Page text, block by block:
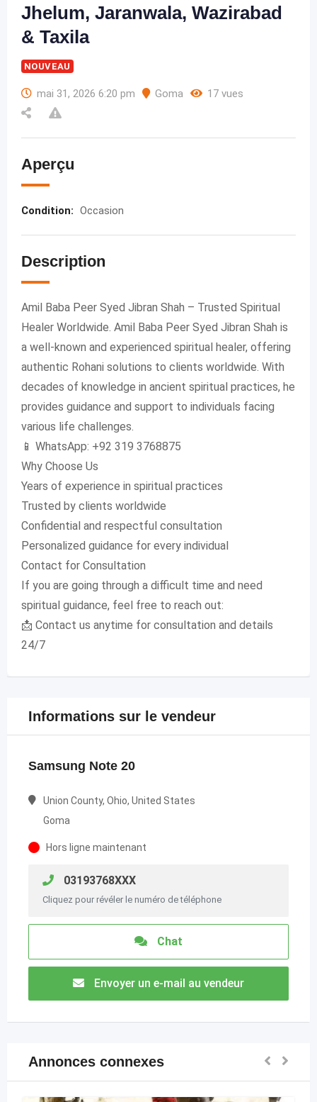
Jhelum, Jaranwala, Wazirabad
& Taxila
NOUVEAU
mai 31, 2026 6:20 pm Goma 17 vues
Aperçu
Condition: Occasion
Description
Amil Baba Peer Syed Jibran Shah – Trusted Spiritual
Healer Worldwide. Amil Baba Peer Syed Jibran Shah is
a well-known and experienced spiritual healer, offering
authentic Rohani solutions to clients worldwide. With
decades of knowledge in ancient spiritual practices, he
provides guidance and support to individuals facing
various life challenges.
📱 WhatsApp: +92 319 3768875
Why Choose Us
Years of experience in spiritual practices
Trusted by clients worldwide
Confidential and respectful consultation
Personalized guidance for every individual
Contact for Consultation
If you are going through a difficult time and need
spiritual guidance, feel free to reach out:
📩 Contact us anytime for consultation and details
24/7
Informations sur le vendeur
Samsung Note 20
Union County, Ohio, United States
Goma
Hors ligne maintenant
03193768XXX
Cliquez pour révéler le numéro de téléphone
Chat
Envoyer un e-mail au vendeur
Annonces connexes